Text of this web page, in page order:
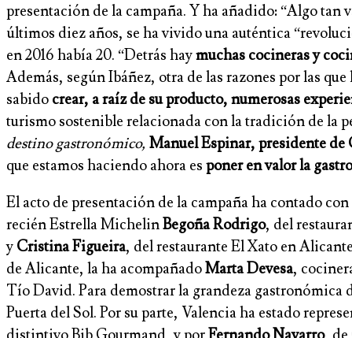
presentación de la campaña. Y ha añadido: “Algo
últimos diez años, se ha vivido una auténtica
en 2016 había 20. “Detrás haymuchas cocineras y
Además, según Ibáñez, otra de las razones por las
sabido crear, a raíz de su producto, numerosas
turismo sostenible relacionada con la tradición de la
destino gastronómico, Manuel Espinar, presidente
que estamos haciendo ahora es poner en valor la
El acto de presentación de la campaña ha contado con
recién Estrella MichelinBegoña Rodrigo, del
y Cristina Figueira, del restaurante El Xato en
de Alicante, la ha acompañadoMarta Devesa,
Tío David. Para demostrar la grandeza gastronómica
Puerta del Sol. Por su parte, Valencia ha estado